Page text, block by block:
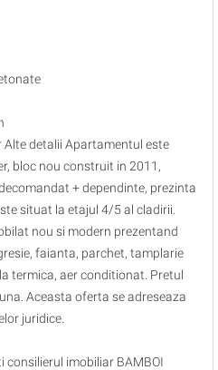
detalii Apartamentul este
bloc nou construit in 2011,
+ dependinte, prezinta
situat la etajul 4/5 al cladirii.
nou si modern prezentand
faianta, parchet, tamplarie
termica, aer conditionat. Pretul
Aceasta oferta se adreseaza
juridice.
consilierul imobiliar BAMBOI